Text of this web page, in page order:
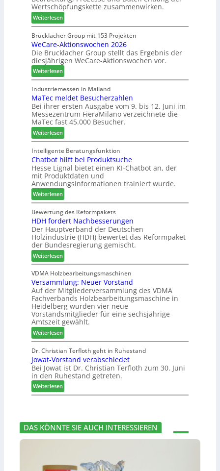
e
s
c
h
ä
f
t
s
f
ü
h
r
e
r
h
t
B
i
l
a
n
z
i
n
I
t
a
l
i
e
n
Wertschöpfungskette zusammenwirken.
Weiterlesen:
K
a
n
t
e
a
l
s
i
n
t
e
g
r
i
e
r
t
e
s
S
y
s
t
e
m
Brucklacher Group mit 153 Projekten
WeCare-Aktionswochen 2026
Die Brucklacher Group stellt das Ergebnis der
diesjährigen WeCare-Aktionswochen vor.
Weiterlesen:
W
e
C
a
r
e
-
A
k
t
i
o
n
s
w
o
c
h
e
n
2
0
2
6
Industriemessen in Mailand
MaTec meldet Besucherzahlen
Bei ihrer ersten Ausgabe vom 9. bis 12. Juni im
Messezentrum FieraMilano verzeichnete die
MaTec fast 45.000 Besucher.
Weiterlesen:
M
a
T
e
c
m
e
l
d
e
t
B
e
s
u
c
h
e
r
z
a
h
l
e
n
Intelligente Beratungsfunktion
Chatbot hilft bei Produktsuche
Hesse Lignal bietet einen KI-Chatbot an, der
mit Produktdaten und
Anwendungsinformationen trainiert wurde.
Weiterlesen:
C
h
a
t
b
o
t
h
i
l
f
t
b
e
i
P
r
o
d
u
k
t
s
h
e
Bewertung des Reformpakets
HDH fordert Nachbesserungen
Der Hauptverband der Deutschen
Holzindustrie (HDH) bewertet das Reformpaket
der Bundesregierung gemischt.
Weiterlesen:
H
D
H
f
o
r
d
e
r
t
N
a
c
h
b
e
e
r
u
e
VDMA Holzbearbeitungsmaschinen
Versammlung: Neuer Vorstand
Auf der Mitgliederversammlung des VDMA
Fachverbands Holzbearbeitungsmaschine in
Heidelberg wurden vier neue
Vorstandsmitglieder für eine sechsjährige
Amtszeit gewählt.
Weiterlesen:
V
e
r
s
a
m
m
n
g
:
u
Dr. Christian Terfloth geht in Ruhestand
Jowat-Vorstand verabschiedet
Bei Jowat ist Dr. Christian Terfloth zum 30. Juni
in den Ruhestand getreten.
Weiterlesen:
J
a
t
-
r
DAS KÖNNTE SIE AUCH INTERESSIEREN